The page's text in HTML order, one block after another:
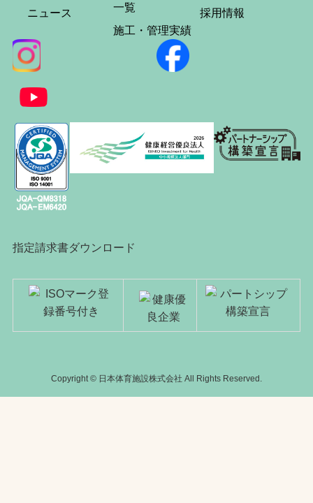
ニュース
一覧
施工・管理実績
採用情報
指定請求書ダウンロード
Copyright © 日本体育施設株式会社 All Rights Reserved.